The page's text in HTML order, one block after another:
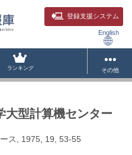
登録支援システム
English
ランキング その他
型計算機センター
ス, 1975, 19, 53-55